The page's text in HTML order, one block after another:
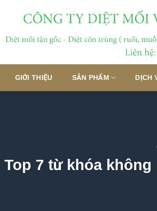
GIỚI THIỆU SẢN PHẨM DỊCH
Top 7 từ khóa